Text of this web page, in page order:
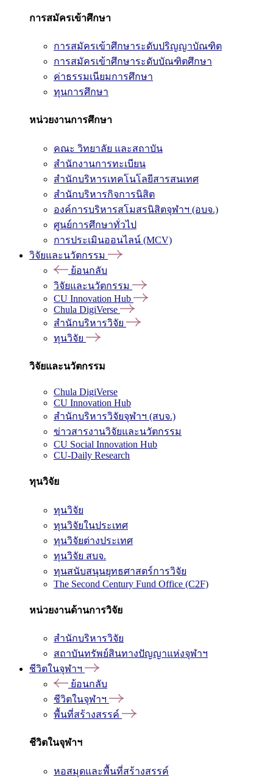
การสมัครเข้าศึกษา
การสมัครเข้าศึกษาระดับปริญญาบัณฑิต
การสมัครเข้าศึกษาระดับบัณฑิตศึกษา
ค่าธรรมเนียมการศึกษา
ทุนการศึกษา
หน่วยงานการศึกษา
คณะ วิทยาลัย และสถาบัน
สำนักงานการทะเบียน
สำนักบริหารเทคโนโลยีสารสนเทศ
สำนักบริหารกิจการนิสิต
องค์การบริหารสโมสรนิสิตจุฬาฯ (อบจ.)
ศูนย์การศึกษาทั่วไป
การประเมินออนไลน์ (MCV)
วิจัยและนวัตกรรม
ย้อนกลับ
วิจัยและนวัตกรรม
CU Innovation Hub
Chula DigiVerse
สำนักบริหารวิจัย
ทุนวิจัย
วิจัยและนวัตกรรม
Chula DigiVerse
CU Innovation Hub
สำนักบริหารวิจัยจุฬาฯ (สบจ.)
ข่าวสารงานวิจัยและนวัตกรรม
CU Social Innovation Hub
CU-Daily Research
ทุนวิจัย
ทุนวิจัย
ทุนวิจัยในประเทศ
ทุนวิจัยต่างประเทศ
ทุนวิจัย สบจ.
ทุนสนับสนุนยุทธศาสตร์การวิจัย
The Second Century Fund Office (C2F)
หน่วยงานด้านการวิจัย
สำนักบริหารวิจัย
สถาบันทรัพย์สินทางปัญญาแห่งจุฬาฯ
ชีวิตในจุฬาฯ
ย้อนกลับ
ชีวิตในจุฬาฯ
พื้นที่สร้างสรรค์
ชีวิตในจุฬาฯ
หอสมุดและพื้นที่สร้างสรรค์